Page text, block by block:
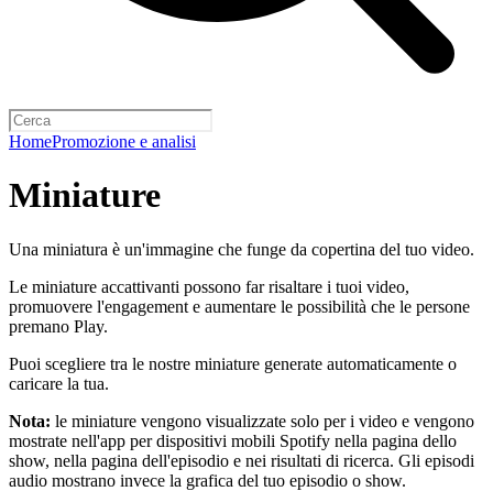
HomePromozione e analisi
Miniature
Una miniatura è un'immagine che funge da copertina del tuo video.
Le miniature accattivanti possono far risaltare i tuoi video,
promuovere l'engagement e aumentare le possibilità che le persone
premano Play.
Puoi scegliere tra le nostre miniature generate automaticamente o
caricare la tua.
Nota: le miniature vengono visualizzate solo per i video e vengono
mostrate nell'app per dispositivi mobili Spotify nella pagina dello
show, nella pagina dell'episodio e nei risultati di ricerca. Gli episodi
audio mostrano invece la grafica del tuo episodio o show.